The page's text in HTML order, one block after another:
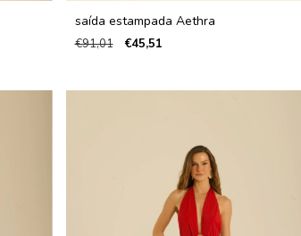
saída estampada Aethra
€91,01 €45,51